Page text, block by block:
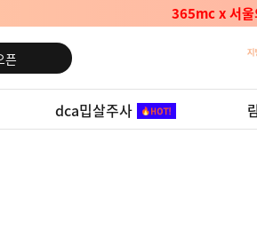
🎉365mc지방줄
픈
터 오픈
센터 오픈
터 오픈
dca밉살주사